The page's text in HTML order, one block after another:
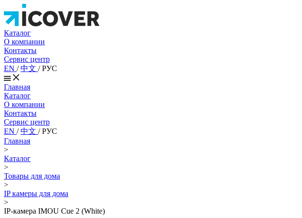
Каталог
О компании
Контакты
Сервис центр
EN /中文 /РУС
Главная
Каталог
О компании
Контакты
Сервис центр
EN /中文 /РУС
Главная
>
Каталог
>
Товары для дома
>
IP камеры для дома
>
IP-камера IMOU Cue 2 (White)